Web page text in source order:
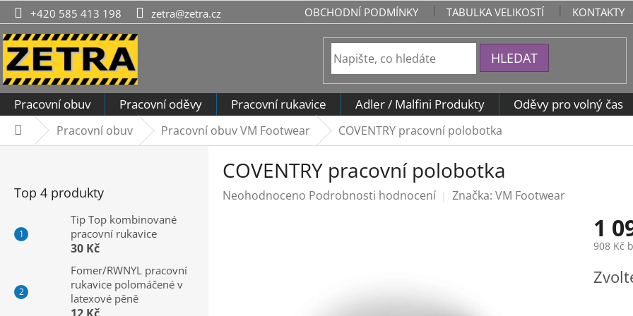
Přejít
na
obsah
+420 585 413 198 zetra@zetra.cz OBCHODNÍ PODMÍNKY TABULKA VELIKOSTÍ KONTAKTY
HLEDAT
Pracovní obuv Pracovní oděvy Pracovní rukavice Adler / Malfini Produkty Oděvy pro volný čas
DomůPracovní obuv Pracovní obuv VM Footwear COVENTRY pracovní polobotka
Top 4 produkty
Tip Top kombinované
pracovní rukavice
30 Kč
Fomer/RWNYL pracovní
rukavice polomáčené v
latexové pěně
COVENTRY pracovní polobotka
Průměrné
Neohodnoceno Podrobnosti hodnocení Značka: VM Footwear
1
908 Kč
cena: